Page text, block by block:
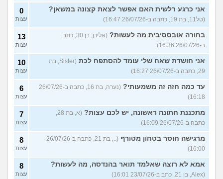
אני כרגע רלשית האם אפשר לצאת קצונה במשאן?
(טל11, בת 19, כתבה ב-26/07/26 16:47)
0
עצות
בחורה אובססיבית מה לעשות?
(אלירן, בן 30, כתב
ב-26/07/26 16:36)
13
עצות
אני חושדת שאח שלי עומד להסתפח לכת
(Sister, בת
29, כתבה ב-26/07/26 16:27)
10
עצות
עד כמה חזה זה משמעותי?
(נערה, בת 16, כתבה ב-26/07/26
16:18)
6
עצות
מתכננת חתונה ראשונה, יש לכם עצות?
(א, בת 28,
כתבה ב-26/07/26 16:09)
7
עצות
מרגישה חוסר בטחון מטורף
(.., בת 21, כתבה ב-26/07/26
16:00)
8
עצות
אמא לא רוצה שאלמד תואר בהנדסה, מה לעשות?
(Alex, בן 21, כתב ב-23/07/26 16:01)
8
עצות